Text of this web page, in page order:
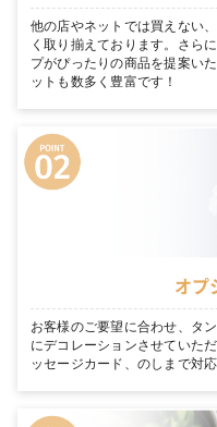
他の店やネットでは買えない
く取り揃えております。さら
プがぴったりの商品を提案い
ットも数多く豊富です！
オプ
お客様のご要望に合わせ、タ
にデコレーションさせていた
ッセージカード、のしまで対応